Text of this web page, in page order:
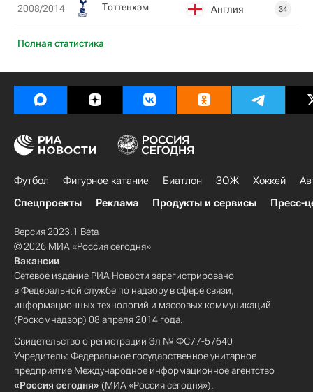
Полная статистика
2008/2014 Тоттенхэм Англия 34
Футбол Фигурное катание Биатлон ЗОЖ Хоккей
Спецпроекты
Реклама Продукты и сервисы Пресс-
Версия 2023.1 Beta
© 2026 МИА «Россия сегодня»
Вакансии
Сетевое издание РИА Новости зарегистрировано
в Федеральной службе по надзору в сфере связи,
информационных технологий и массовых коммуникаций
(Роскомнадзор) 08 апреля 2014 года.
Свидетельство о регистрации Эл № ФС77-57640
Учредитель: Федеральное государственное унитарное
предприятие Международное информационное агентство
«Россия сегодня» (МИА «Россия сегодня»).